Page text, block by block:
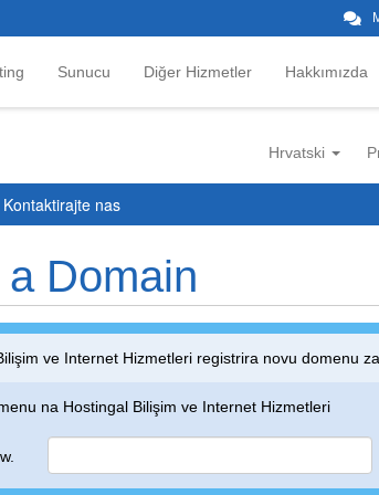
Sunucu Diğer Hizmetler Hakkımızda
Hrvatski
Kontaktirajte nas
Domain
ve Internet Hizmetleri registrira novu domenu
na Hostingal Bilişim ve Internet Hizmetleri